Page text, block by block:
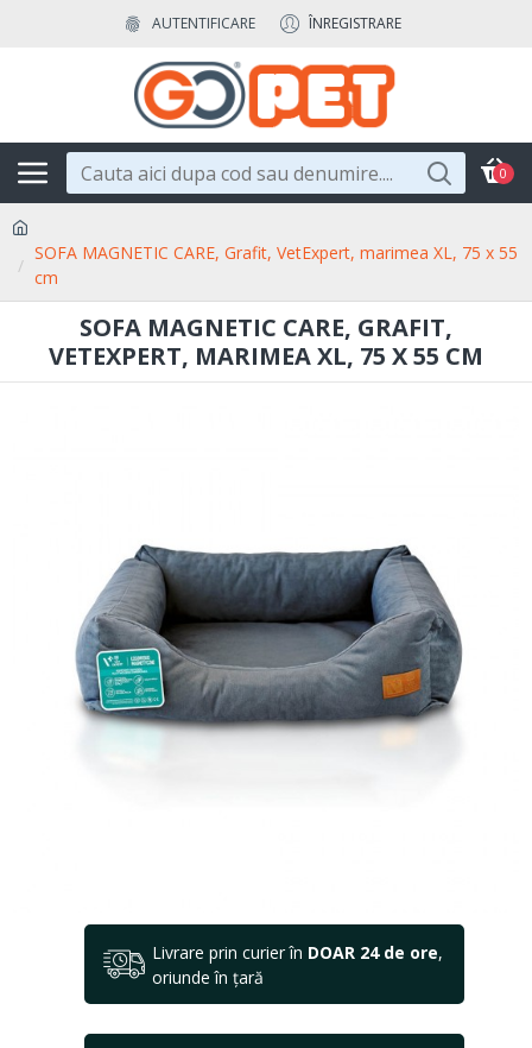
AUTENTIFICARE ÎNREGISTRARE
0
SOFA MAGNETIC CARE, Grafit, VetExpert, marimea XL, 75 x 55
cm
SOFA MAGNETIC CARE, GRAFIT,
VETEXPERT, MARIMEA XL, 75 X 55 CM
Livrare prin curier în DOAR 24 de ore,
oriunde în țară